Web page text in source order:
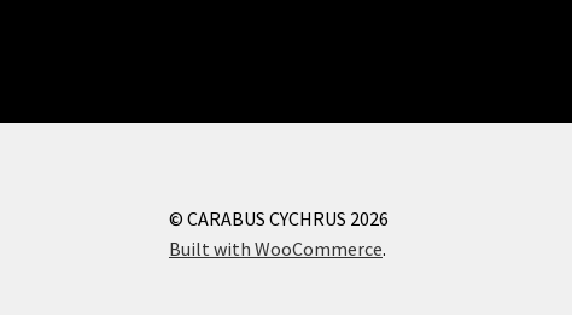
© CARABUS CYCHRUS 2026
Built with WooCommerce.